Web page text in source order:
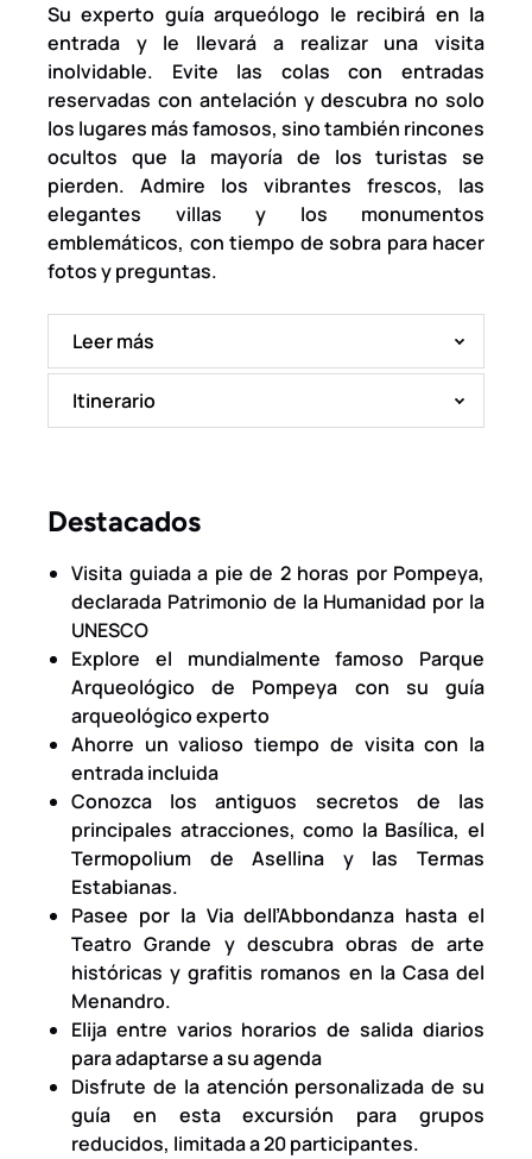
Su experto guía arqueólogo le recibirá en la
entrada y le llevará a realizar una visita
inolvidable. Evite las colas con entradas
reservadas con antelación y descubra no solo
los lugares más famosos, sino también rincones
ocultos que la mayoría de los turistas se
pierden. Admire los vibrantes frescos, las
elegantes villas y los monumentos
emblemáticos, con tiempo de sobra para hacer
fotos y preguntas.
Leer más
Itinerario
Destacados
Visita guiada a pie de 2 horas por Pompeya,
declarada Patrimonio de la Humanidad por la
UNESCO
Explore el mundialmente famoso Parque
Arqueológico de Pompeya con su guía
arqueológico experto
Ahorre un valioso tiempo de visita con la
entrada incluida
Conozca los antiguos secretos de las
principales atracciones, como la Basílica, el
Termopolium de Asellina y las Termas
Estabianas.
Pasee por la Via dell’Abbondanza hasta el
Teatro Grande y descubra obras de arte
históricas y grafitis romanos en la Casa del
Menandro.
Elija entre varios horarios de salida diarios
para adaptarse a su agenda
Disfrute de la atención personalizada de su
guía en esta excursión para grupos
reducidos, limitada a 20 participantes.